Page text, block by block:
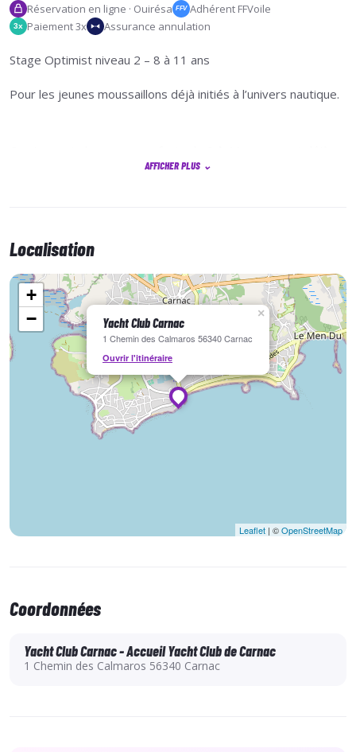
Réservation en ligne · Ouirésa FFV Adhérent FFVoile
3x Paiement 3x Assurance annulation
Stage Optimist niveau 2 – 8 à 11 ans
Pour les jeunes moussaillons déjà initiés à l’univers nautique.
une première expérience en voile ; il permettra à l'enfant de
un cadre toujours ludique. Il pourra prendre ses propres
sécurité sur un dériveur stable qui n’a plus à faire ses
preuves.
L'enfant apprendra àgréer son bateau
, à suivre des
consignes précises en navigation, et fera sespremiers
bords en Optimist, le voilier d’apprentissage par
AFFICHER PLUS ⌄
Localisation
Yacht Club Carnac
1 Chemin des Calmaros 56340 Carnac
Ouvrir l'itinéraire
×
+
−
Leaflet | ©OpenStreetMap
Coordonnées
Yacht Club Carnac - Accueil Yacht Club de Carnac
1 Chemin des Calmaros 56340 Carnac